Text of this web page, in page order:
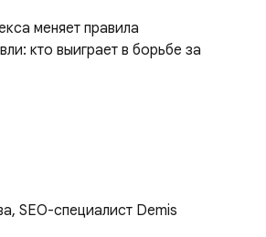
SEO-специалист Demis